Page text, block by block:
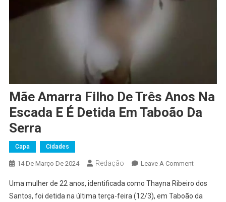
Mãe Amarra Filho De Três Anos Na
Escada E É Detida Em Taboão Da
Serra
Capa Cidades
14 De Março De 2024 Redação Leave A CommentOn
Amarra
Filho
Uma mulher de 22 anos, identificada como Thayna Ribeiro dos
Santos, foi detida na última terça-feira (12/3), em Taboão da